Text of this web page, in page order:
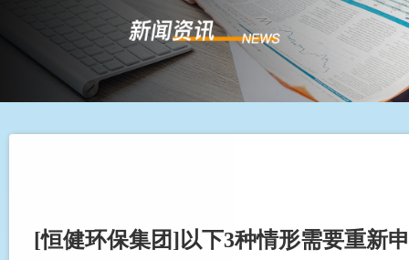
[恒健环保集团]以下3种情形需要重新